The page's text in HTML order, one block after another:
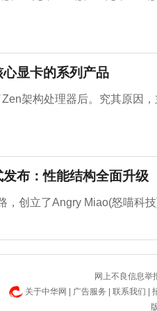
显卡的系列产品
架构处理器后。究其原因
布：性能结构全面升级
创立了Angry Miao(怒喵科
网上不良信息
关于中华网
广告服务 联系我们